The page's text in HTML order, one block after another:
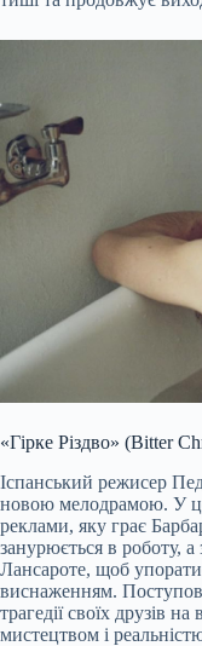
«Гірке Різдво» (Bitter
Іспанський режисер
новою мелодрамою. У
реклами, яку грає
занурюється в роботу,
Лансароте, щоб
виснаженням.
трагедії своїх друзів
мистецтвом і